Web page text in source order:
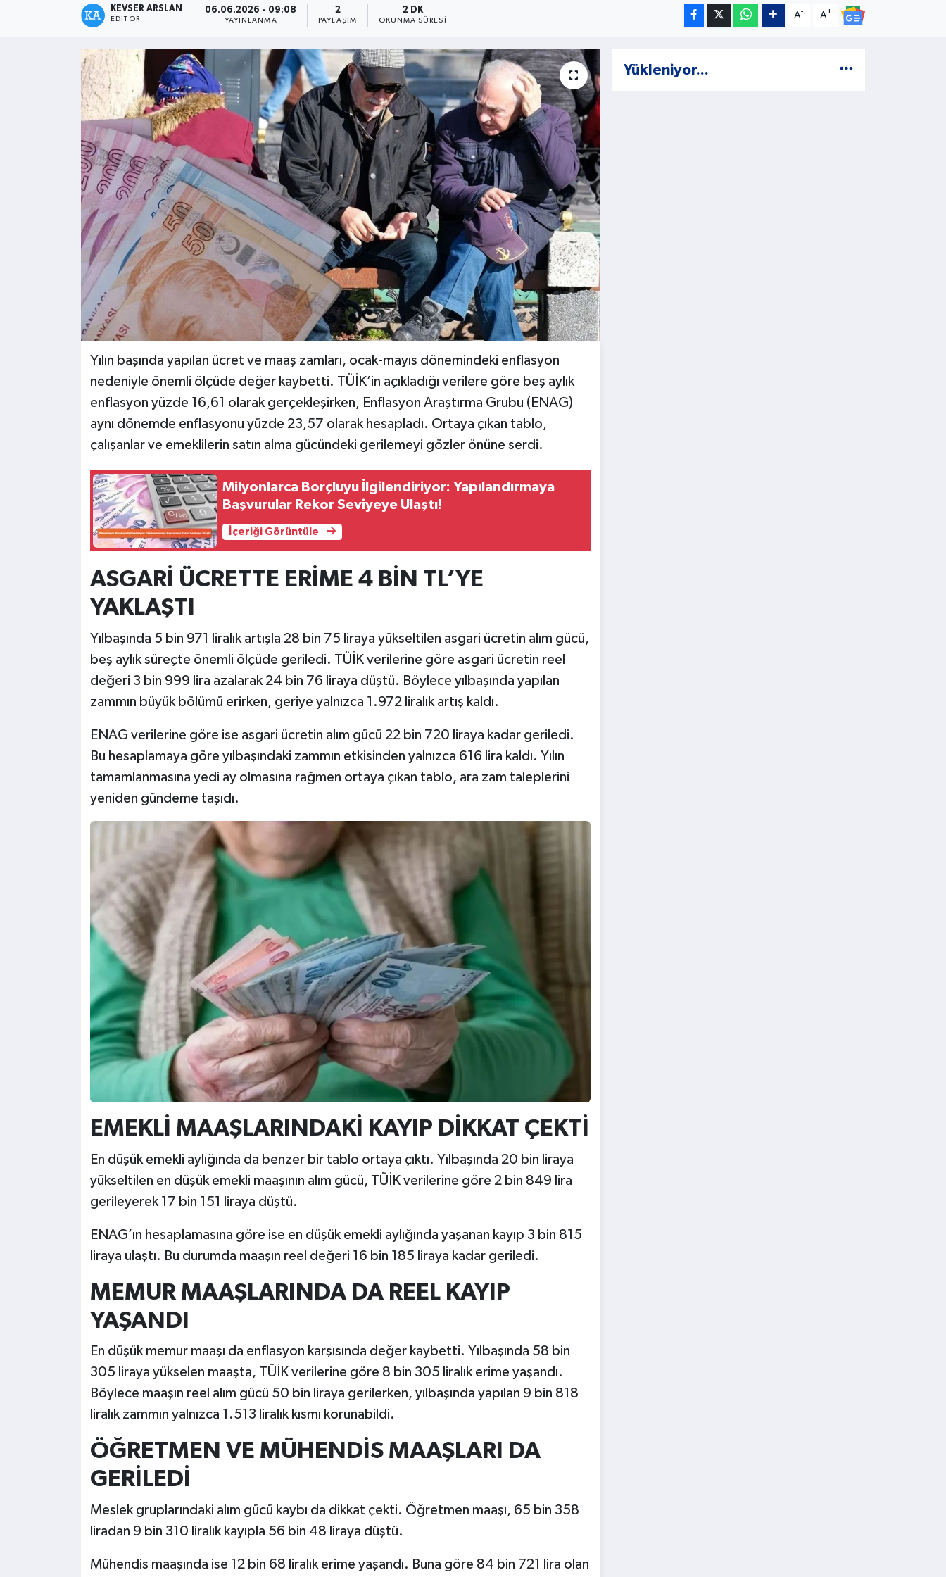
KEVSER ARSLAN
EDITÖR
06.06.2026 - 09:08
YAYINLANMA
2
PAYLAŞIM
2 DK
OKUNMA SÜRESI
A- A+
Yılın başında yapılan ücret ve maaş zamları, ocak-mayıs dönemindeki enflasyon
nedeniyle önemli ölçüde değer kaybetti. TÜİK’in açıkladığı verilere göre beş aylık
enflasyon yüzde 16,61 olarak gerçekleşirken, Enflasyon Araştırma Grubu (ENAG)
aynı dönemde enflasyonu yüzde 23,57 olarak hesapladı. Ortaya çıkan tablo,
çalışanlar ve emeklilerin satın alma gücündeki gerilemeyi gözler önüne serdi.
Milyonlarca Borçluyu İlgilendiriyor: Yapılandırmaya
Başvurular Rekor Seviyeye Ulaştı!
İçeriği Görüntüle
ASGARİ ÜCRETTE ERİME 4 BİN TL’YE
YAKLAŞTI
Yılbaşında 5 bin 971 liralık artışla 28 bin 75 liraya yükseltilen asgari ücretin alım gücü,
beş aylık süreçte önemli ölçüde geriledi. TÜİK verilerine göre asgari ücretin reel
değeri 3 bin 999 lira azalarak 24 bin 76 liraya düştü. Böylece yılbaşında yapılan
zammın büyük bölümü erirken, geriye yalnızca 1.972 liralık artış kaldı.
ENAG verilerine göre ise asgari ücretin alım gücü 22 bin 720 liraya kadar geriledi.
Bu hesaplamaya göre yılbaşındaki zammın etkisinden yalnızca 616 lira kaldı. Yılın
tamamlanmasına yedi ay olmasına rağmen ortaya çıkan tablo, ara zam taleplerini
yeniden gündeme taşıdı.
EMEKLİ MAAŞLARINDAKİ KAYIP DİKKAT ÇEKTİ
En düşük emekli aylığında da benzer bir tablo ortaya çıktı. Yılbaşında 20 bin liraya
yükseltilen en düşük emekli maaşının alım gücü, TÜİK verilerine göre 2 bin 849 lira
gerileyerek 17 bin 151 liraya düştü.
ENAG’ın hesaplamasına göre ise en düşük emekli aylığında yaşanan kayıp 3 bin 815
liraya ulaştı. Bu durumda maaşın reel değeri 16 bin 185 liraya kadar geriledi.
MEMUR MAAŞLARINDA DA REEL KAYIP
YAŞANDI
En düşük memur maaşı da enflasyon karşısında değer kaybetti. Yılbaşında 58 bin
305 liraya yükselen maaşta, TÜİK verilerine göre 8 bin 305 liralık erime yaşandı.
Böylece maaşın reel alım gücü 50 bin liraya gerilerken, yılbaşında yapılan 9 bin 818
liralık zammın yalnızca 1.513 liralık kısmı korunabildi.
ÖĞRETMEN VE MÜHENDİS MAAŞLARI DA
GERİLEDİ
Meslek gruplarındaki alım gücü kaybı da dikkat çekti. Öğretmen maaşı, 65 bin 358
liradan 9 bin 310 liralık kayıpla 56 bin 48 liraya düştü.
Mühendis maaşında ise 12 bin 68 liralık erime yaşandı. Buna göre 84 bin 721 lira olan
Yükleniyor...
Kültür - Sanat